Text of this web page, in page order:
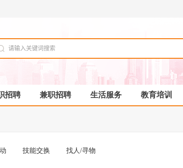
招聘 兼职招聘 生活服务 教育培训
技能交换 找人/寻物